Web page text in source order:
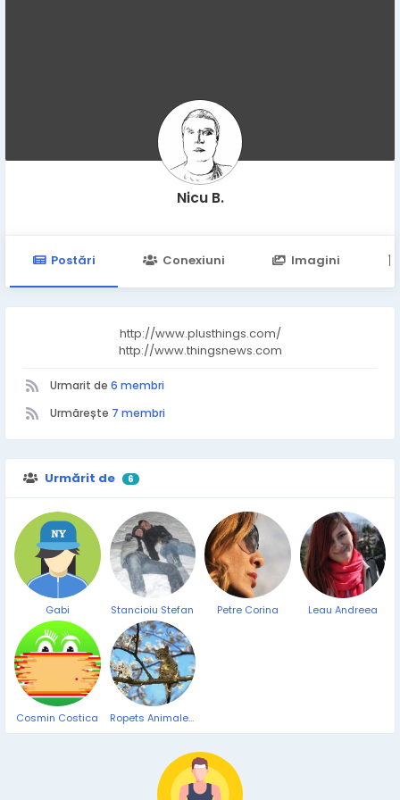
Nicu B.
Postări Conexiuni Imagini
http://www.plusthings.com/
http://www.thingsnews.com
Urmarit de 6 membri
Urmărește 7 membri
Urmărit de 6
Gabi Stancioiu Stefan Petre Corina Leau Andreea
Cosmin Costica Ropets Animale de companie